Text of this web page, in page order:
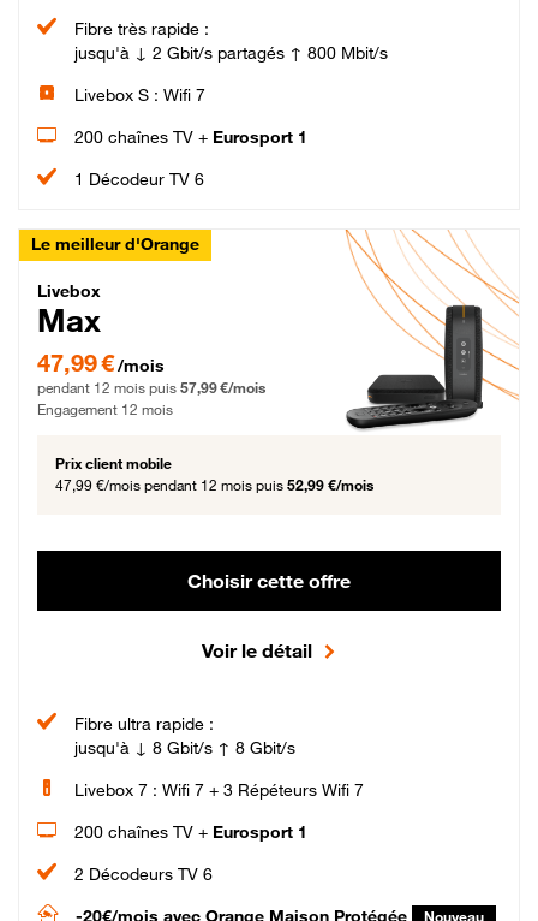
Fibre très rapide :
jusqu'à ↓ 2 Gbit/s partagés ↑ 800 Mbit/s
Livebox S : Wifi 7
200 chaînes TV + Eurosport 1
1 Décodeur TV 6
Le meilleur d'Orange
Livebox Max Fibre
Livebox
Max
47,99 € par mois pendant 12 mois puis 57,99 € par mois, Engagement 12 mois
47,99 €/mois
pendant 12 mois puis 57,99 €/mois
Engagement 12 mois
Prix client mobile
47,99 €/mois pendant 12 mois puis 52,99 €/mois
Choisir cette offre
Voir le détail
Fibre ultra rapide :
jusqu'à ↓ 8 Gbit/s ↑ 8 Gbit/s
Livebox 7 : Wifi 7 + 3 Répéteurs Wifi 7
200 chaînes TV + Eurosport 1
2 Décodeurs TV 6
-20€/mois avec Orange Maison Protégée Nouveau